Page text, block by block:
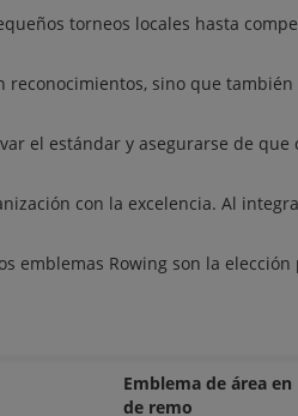
torneos locales hasta
sino que
el estándar y asegurarse de que
con la excelencia. Al
emblemas Rowing son la
Emblema de área
de remo